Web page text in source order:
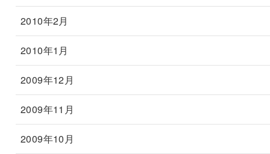
2010年2月
2010年1月
2009年12月
2009年11月
2009年10月